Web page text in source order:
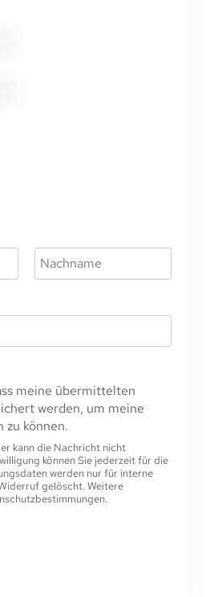
a
meine übermittelten
werden, um meine
zu können.
kann die Nachricht nicht
können Sie jederzeit für die
werden nur für interne
gelöscht. Weitere